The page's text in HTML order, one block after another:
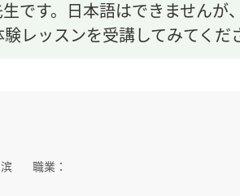
す。日本語はできませんが
レッスンを受講してみてく
職業：